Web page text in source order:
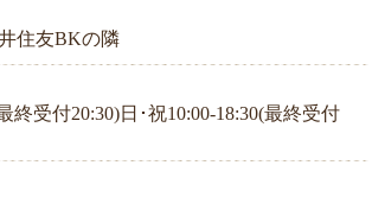
住友BKの隣
終受付20:30)日･祝10:00-18:30(最終受付